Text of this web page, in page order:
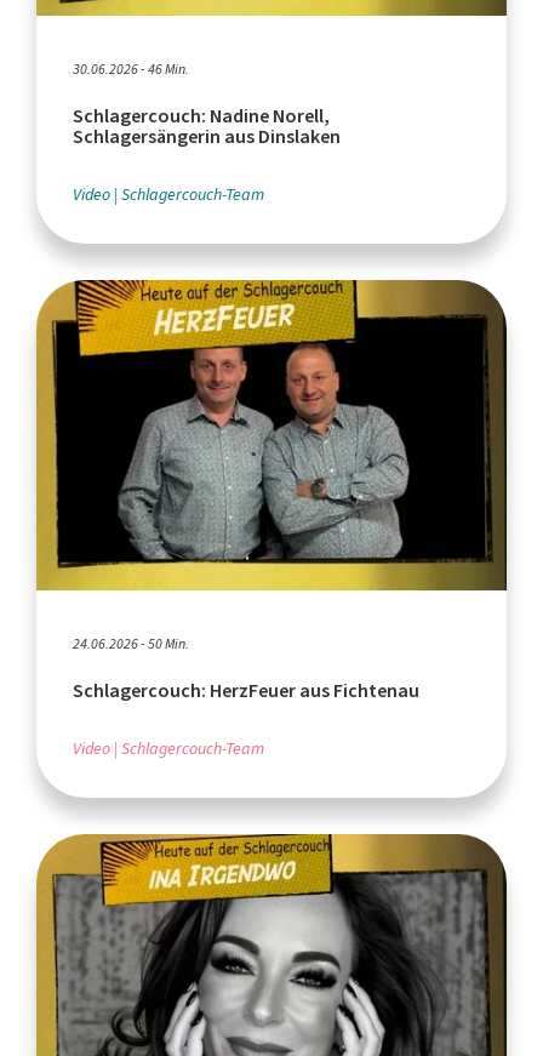
30.06.2026 - 46 Min.
Schlagercouch: Nadine Norell,
Schlagersängerin aus Dinslaken
Video Schlagercouch-Team
24.06.2026 - 50 Min.
Schlagercouch: HerzFeuer aus Fichtenau
Video Schlagercouch-Team